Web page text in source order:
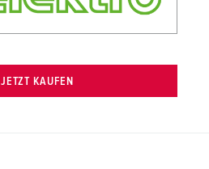
JETZT KAUFEN